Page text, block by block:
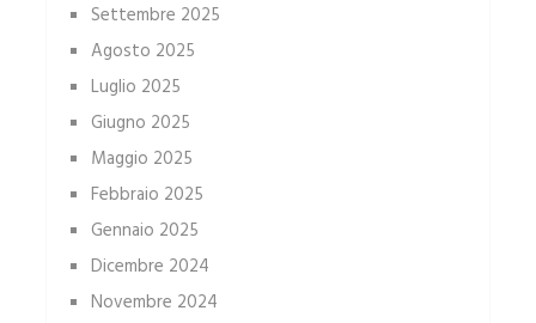
Settembre 2025
Agosto 2025
Luglio 2025
Giugno 2025
Maggio 2025
Febbraio 2025
Gennaio 2025
Dicembre 2024
Novembre 2024